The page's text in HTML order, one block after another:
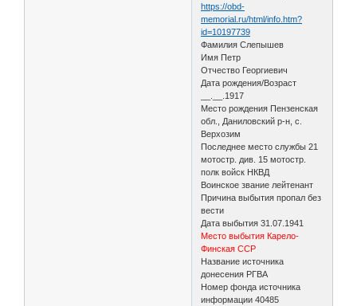
https://obd-
memorial.ru/html/info.htm?
id=10197739
Фамилия Слепышев
Имя Петр
Отчество Георгиевич
Дата рождения/Возраст
__.__.1917
Место рождения Пензенская
обл., Даниловский р-н, с.
Верхозим
Последнее место службы 21
мотостр. див. 15 мотостр.
полк войск НКВД
Воинское звание лейтенант
Причина выбытия пропал без
вести
Дата выбытия 31.07.1941
Место выбытия Карело-
Финская ССР
Название источника
донесения РГВА
Номер фонда источника
информации 40485